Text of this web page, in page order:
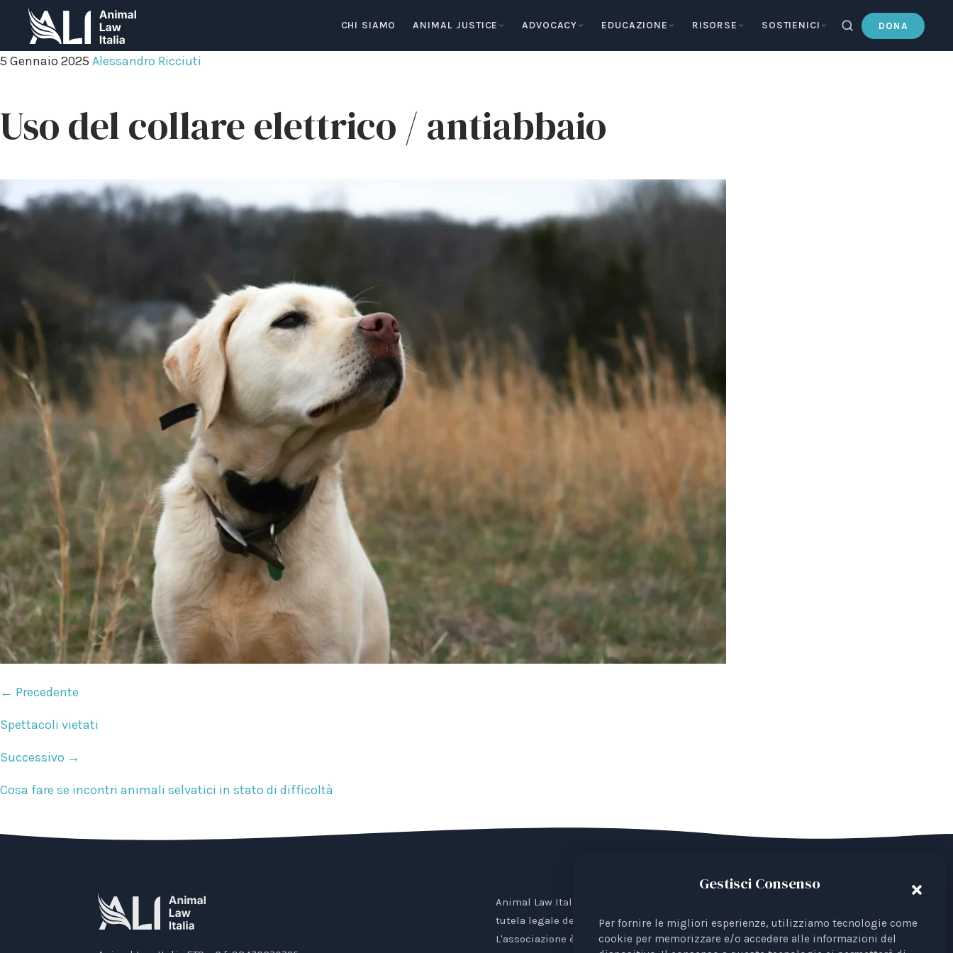
Gestisci Consenso
Per fornire le migliori esperienze, utilizziamo tecnologie come i
cookie per memorizzare e/o accedere alle informazioni del
CHI SIAMO ANIMAL JUSTICE ADVOCACY EDUCAZIONE RISORSE SOSTIENICI DONA
5 Gennaio 2025 Alessandro Ricciuti
Uso del collare elettrico / antiabbaio
← Precedente
Spettacoli vietati
Successivo →
Cosa fare se incontri animali selvatici in stato di difficoltà
Animal Law Italia è un Ente del Terzo Settore avente come finalità la
tutela legale degli animali. Iscrizione al RUNTS Rep. 4 del 01/03/2022.
L'associazione è riconosciuta come rappresentante di interessi davanti